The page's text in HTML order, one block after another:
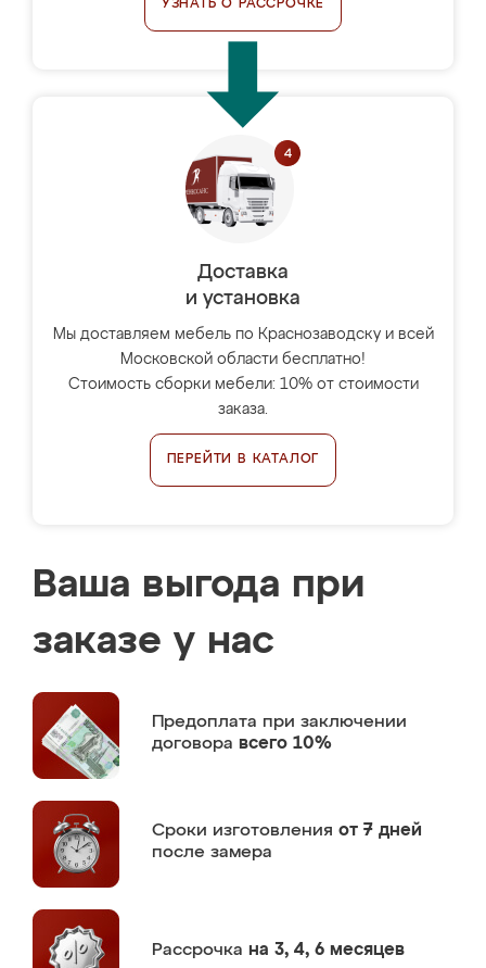
УЗНАТЬ О РАССРОЧКЕ
Доставка
и установка
Мы доставляем мебель по Краснозаводску и всей
Московской области бесплатно!
Стоимость сборки мебели: 10% от стоимости
заказа.
ПЕРЕЙТИ В КАТАЛОГ
Ваша выгода при
заказе у нас
Предоплата при заключении
договора всего 10%
Сроки изготовления от 7 дней
после замера
Рассрочка на 3, 4, 6 месяцев